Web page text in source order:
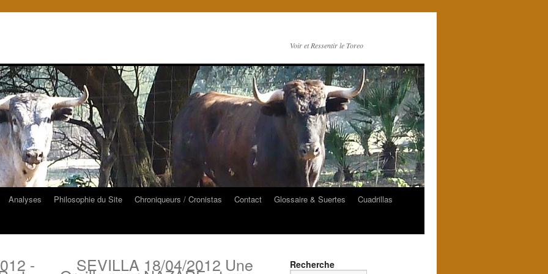
Voir et Ressentir le Toreo
Analyses Philosophie du Site Chroniqueurs / Cronistas Contact Glossaire & Suertes
Cuadrillas
- SEVILLA 18/04/2012 Une Recherche